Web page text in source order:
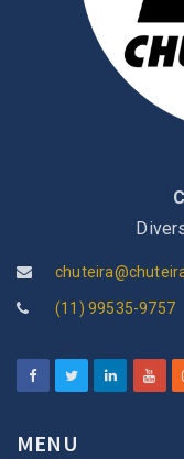
(11) 99535-9757
MENU